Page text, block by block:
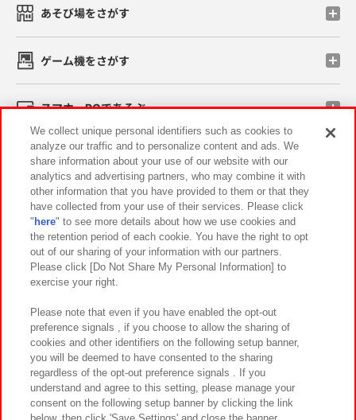
あそび場をさがす
ゲーム機をさがす
スマホ・PCであそぶ
イベント・キャンペーン
関連会社 サステナビリティ サイトポリシー
プライバシーポリシー ウェブアクセシビリティ方針と検証結果
お取引先さまとともに
カスタマーハラスメント対応方針 よくあるご質問・お問い合わせ
We collect unique personal identifiers such as cookies to
analyze our traffic and to personalize content and ads. We
share information about your use of our website with our
analytics and advertising partners, who may combine it with
other information that you have provided to them or that they
have collected from your use of their services. Please click
" here" to see more details about how we use cookies and
the retention period of each cookie. You have the right to opt
out of our sharing of your information with our partners.
Please click [Do Not Share My Personal Information] to
exercise your right.
Please note that even if you have enabled the opt-out
preference signals , if you choose to allow the sharing of
cookies and other identifiers on the following setup banner,
you will be deemed to have consented to the sharing
regardless of the opt-out preference signals . If you
understand and agree to this setting, please manage your
consent on the following setup banner by clicking the link